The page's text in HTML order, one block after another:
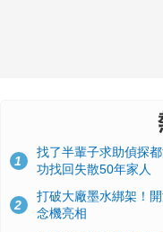
1
找了半輩子求助偵探
功找回失散50年家人
2
打破大廠墨水綁架！
念機亮相